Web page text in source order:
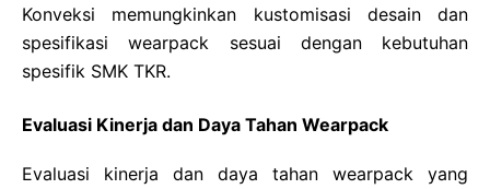
Konveksi memungkinkan kustomisasi desain dan
spesifikasi wearpack sesuai dengan kebutuhan
spesifik SMK TKR.
Evaluasi Kinerja dan Daya Tahan Wearpack
Evaluasi kinerja dan daya tahan wearpack yang